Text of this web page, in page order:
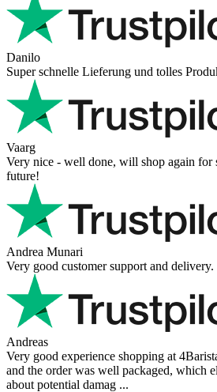
Danilo
Super schnelle Lieferung und tolles
Vaarg
Very nice - well done, will shop again for
future!
Andrea Munari
Very good customer support and delivery.
Andreas
Very good experience shopping at
and the order was well packaged, which
about potential damag ...